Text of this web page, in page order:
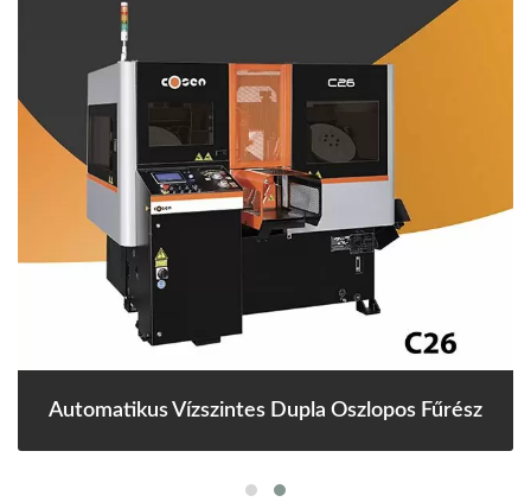
Automatikus Vízszintes Dupla Oszlopos Fűrész